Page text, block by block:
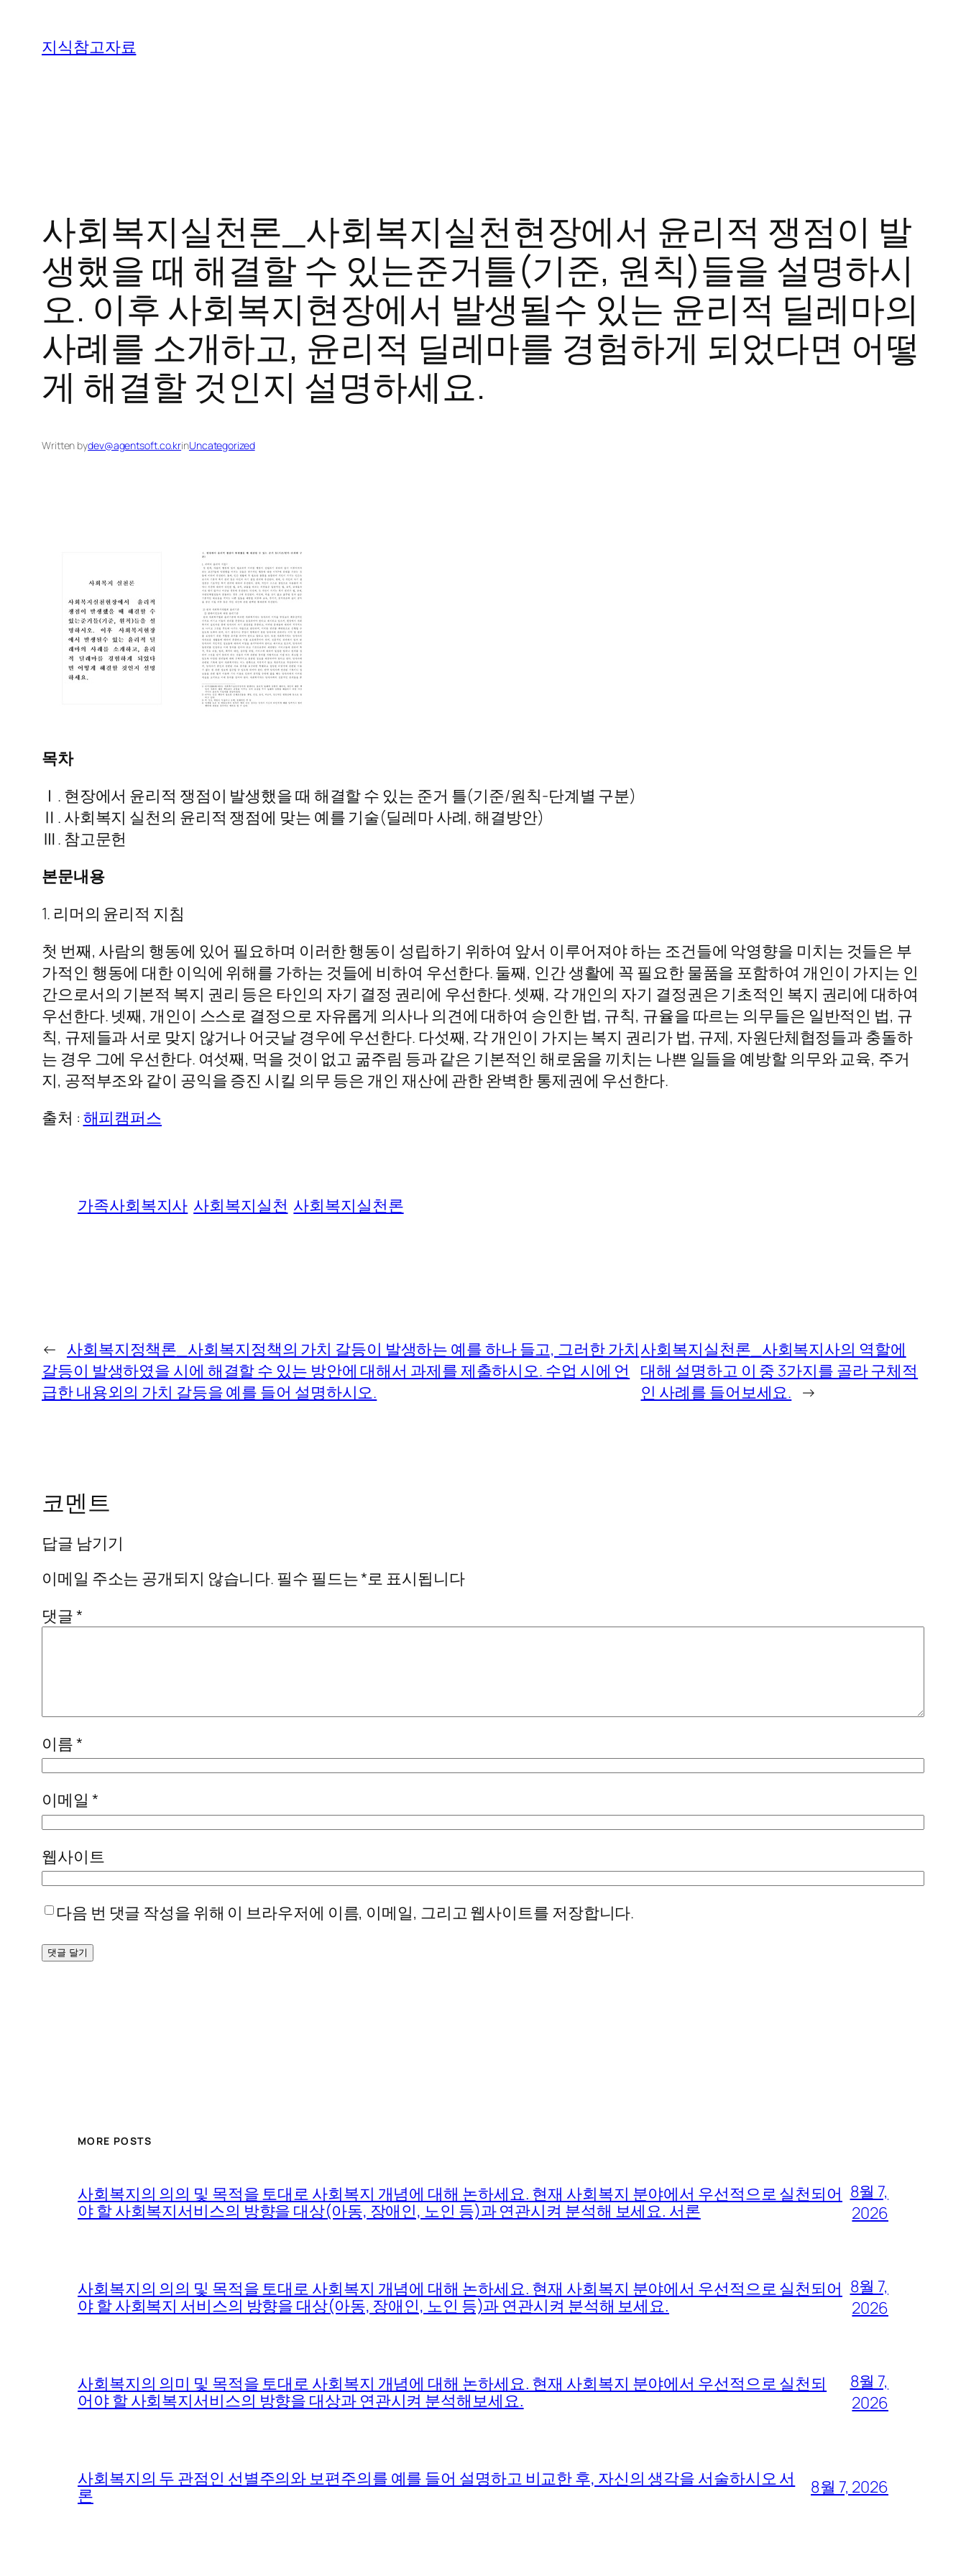
지식참고자료
사회복지실천론_사회복지실천현장에서 윤리적 쟁점이 발
생했을 때 해결할 수 있는준거틀(기준, 원칙)들을 설명하시
오. 이후 사회복지현장에서 발생될수 있는 윤리적 딜레마의
사례를 소개하고, 윤리적 딜레마를 경험하게 되었다면 어떻
게 해결할 것인지 설명하세요.
Written bydev@agentsoft.co.krinUncategorized
목차
Ⅰ. 현장에서 윤리적 쟁점이 발생했을 때 해결할 수 있는 준거 틀(기준/원칙-단계별 구분)
Ⅱ. 사회복지 실천의 윤리적 쟁점에 맞는 예를 기술(딜레마 사례, 해결방안)
Ⅲ. 참고문헌
본문내용
1. 리머의 윤리적 지침
첫 번째, 사람의 행동에 있어 필요하며 이러한 행동이 성립하기 위하여 앞서 이루어져야 하는 조건들에 악영향을 미치는 것들은 부
가적인 행동에 대한 이익에 위해를 가하는 것들에 비하여 우선한다. 둘째, 인간 생활에 꼭 필요한 물품을 포함하여 개인이 가지는 인
간으로서의 기본적 복지 권리 등은 타인의 자기 결정 권리에 우선한다. 셋째, 각 개인의 자기 결정권은 기초적인 복지 권리에 대하여
우선한다. 넷째, 개인이 스스로 결정으로 자유롭게 의사나 의견에 대하여 승인한 법, 규칙, 규율을 따르는 의무들은 일반적인 법, 규
칙, 규제들과 서로 맞지 않거나 어긋날 경우에 우선한다. 다섯째, 각 개인이 가지는 복지 권리가 법, 규제, 자원단체협정들과 충돌하
는 경우 그에 우선한다. 여섯째, 먹을 것이 없고 굶주림 등과 같은 기본적인 해로움을 끼치는 나쁜 일들을 예방할 의무와 교육, 주거
지, 공적부조와 같이 공익을 증진 시킬 의무 등은 개인 재산에 관한 완벽한 통제권에 우선한다.
출처 : 해피캠퍼스
가족사회복지사 사회복지실천 사회복지실천론
← 사회복지정책론_사회복지정책의 가치 갈등이 발생하는 예를 하나 들고, 그러한 가치
갈등이 발생하였을 시에 해결할 수 있는 방안에 대해서 과제를 제출하시오. 수업 시에 언
급한 내용외의 가치 갈등을 예를 들어 설명하시오.
사회복지실천론_사회복지사의 역할에
대해 설명하고 이 중 3가지를 골라 구체적
인 사례를 들어보세요. →
코멘트
답글 남기기
이메일 주소는 공개되지 않습니다. 필수 필드는*로 표시됩니다
댓글*
이름*
이메일 *
웹사이트
다음 번 댓글 작성을 위해 이 브라우저에 이름, 이메일, 그리고 웹사이트를 저장합니다.
MORE POSTS
사회복지의 의의 및 목적을 토대로 사회복지 개념에 대해 논하세요. 현재 사회복지 분야에서 우선적으로 실천되어
야 할 사회복지서비스의 방향을 대상(아동, 장애인, 노인 등)과 연관시켜 분석해 보세요. 서론
8월 7,
2026
사회복지의 의의 및 목적을 토대로 사회복지 개념에 대해 논하세요. 현재 사회복지 분야에서 우선적으로 실천되어
야 할 사회복지 서비스의 방향을 대상(아동, 장애인, 노인 등)과 연관시켜 분석해 보세요.
8월 7,
2026
사회복지의 의미 및 목적을 토대로 사회복지 개념에 대해 논하세요. 현재 사회복지 분야에서 우선적으로 실천되
어야 할 사회복지서비스의 방향을 대상과 연관시켜 분석해보세요.
8월 7,
2026
사회복지의 두 관점인 선별주의와 보편주의를 예를 들어 설명하고 비교한 후, 자신의 생각을 서술하시오 서
론
8월 7, 2026